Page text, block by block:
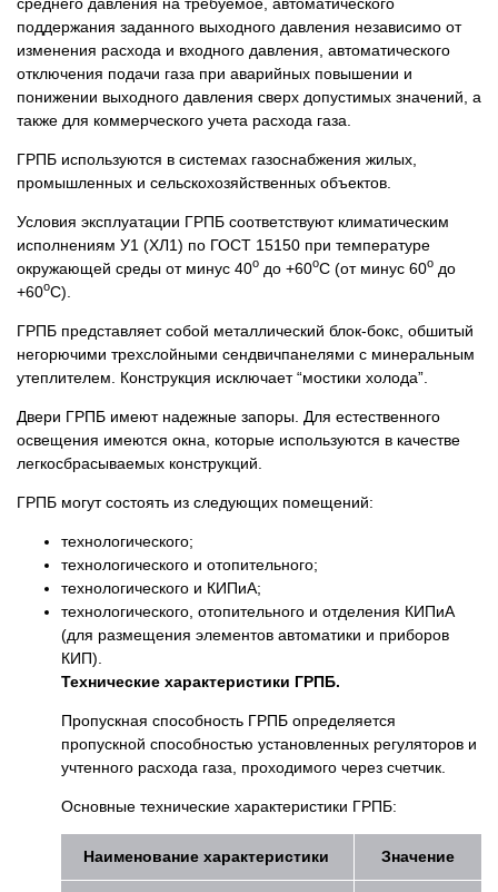
поддержания заданного выходного давления независимо от
изменения расхода и входного давления, автоматического
отключения подачи газа при аварийных повышении и
понижении выходного давления сверх допустимых значений, а
также для коммерческого учета расхода газа.
ГРПБ используются в системах газоснабжения жилых,
промышленных и сельскохозяйственных объектов.
Условия эксплуатации ГРПБ соответствуют климатическим
исполнениям У1 (ХЛ1) по ГОСТ 15150 при температуре
окружающей среды от минус 40o до +60oС (от минус 60o до
+60oС).
ГРПБ представляет собой металлический блок-бокс, обшитый
негорючими трехслойными сендвичпанелями с минеральным
утеплителем. Конструкция исключает “мостики холода”.
Двери ГРПБ имеют надежные запоры. Для естественного
освещения имеются окна, которые используются в качестве
легкосбрасываемых конструкций.
ГРПБ могут состоять из следующих помещений:
технологического;
технологического и отопительного;
технологического и КИПиА;
технологического, отопительного и отделения КИПиА
(для размещения элементов автоматики и приборов
КИП).
Технические характеристики ГРПБ.
Пропускная способность ГРПБ определяется
пропускной способностью установленных регуляторов и
учтенного расхода газа, проходимого через счетчик.
Основные технические характеристики ГРПБ:
Наименование характеристики Значение